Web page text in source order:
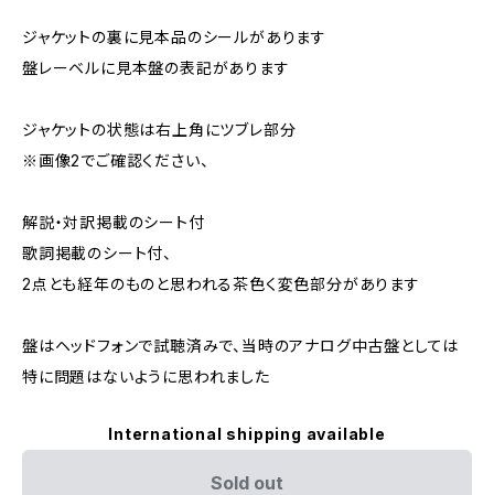
ジャケットの裏に見本品のシールがあります
盤レーベルに見本盤の表記があります
ジャケットの状態は右上角にツブレ部分
※画像2でご確認ください、
解説・対訳掲載のシート付
歌詞掲載のシート付、
2点とも経年のものと思われる茶色く変色部分があります
盤はヘッドフォンで試聴済みで、当時のアナログ中古盤としては
特に問題はないように思われました
International shipping available
Sold out